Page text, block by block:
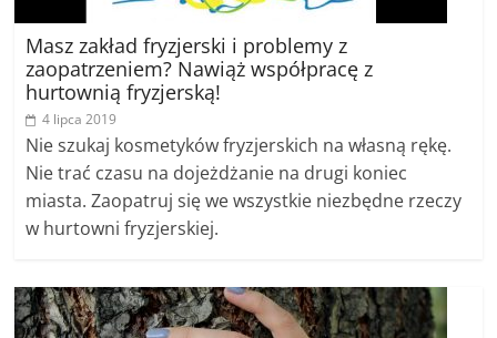
Masz zakład fryzjerski i problemy z
zaopatrzeniem? Nawiąż współpracę z
hurtownią fryzjerską!
4 lipca 2019
Nie szukaj kosmetyków fryzjerskich na własną rękę.
Nie trać czasu na dojeżdżanie na drugi koniec
miasta. Zaopatruj się we wszystkie niezbędne rzeczy
w hurtowni fryzjerskiej.